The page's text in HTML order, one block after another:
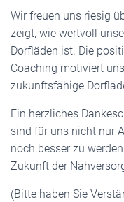
Wir freuen uns riesig
zeigt, wie wertvoll
Dorfläden ist. Die
Coaching motiviert
zukunftsfähige
Ein herzliches
sind für uns nicht nur
noch besser zu
Zukunft der
(Bitte haben Sie